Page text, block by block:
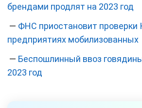
брендами продлят на 2023 год
— ФНС приостановит проверки
предприятиях мобилизованных
— Беспошлинный ввоз
2023 год